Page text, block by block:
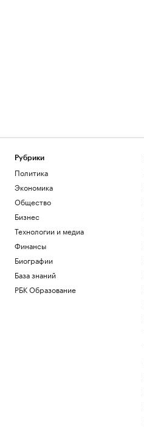
Рубрики
Политика
Экономика
Общество
Бизнес
Технологии и медиа
Финансы
Биографии
База знаний
РБК Образование